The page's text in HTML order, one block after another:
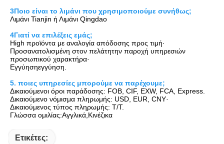
3Ποιο είναι το λιμάνι που χρησιμοποιούμε συνήθως;
Λιμάνι Tianjin ή Λιμάνι Qingdao
4Γιατί να επιλέξεις εμάς;
High προϊόντα με αναλογία απόδοσης προς τιμή·
Προσανατολισμένη στον πελάτητην παροχή υπηρεσιών
προσωπικού χαρακτήρα·
Εγγύησηεγγύηση.
5. ποιες υπηρεσίες μπορούμε να παρέχουμε;
Δικαιούμενοι όροι παράδοσης: FOB, CIF, EXW, FCA, Express.
Δικαιούμενο νόμισμα πληρωμής: USD, EUR, CNY·
Δικαιούμενος τύπος πληρωμής: T/T.
Γλώσσα ομιλίας:Αγγλικά,Κινέζικα
Ετικέτες: